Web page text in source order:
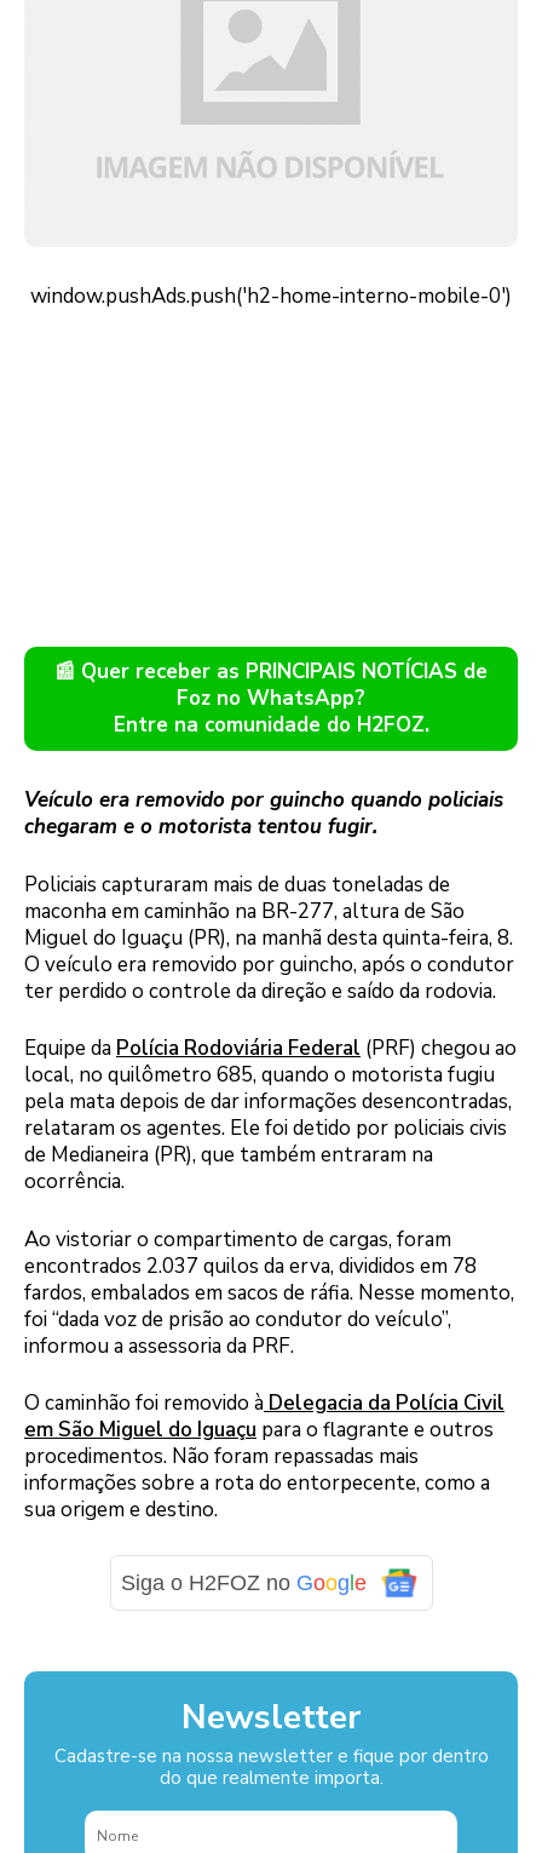
📰 Quer receber as PRINCIPAIS NOTÍCIAS de
Foz no WhatsApp?
Entre na comunidade do H2FOZ.
Veículo era removido por guincho quando policiais
chegaram e o motorista tentou fugir.
Policiais capturaram mais de duas toneladas de
maconha em caminhão na BR-277, altura de São
Miguel do Iguaçu (PR), na manhã desta quinta-feira, 8.
O veículo era removido por guincho, após o condutor
ter perdido o controle da direção e saído da rodovia.
Equipe da Polícia Rodoviária Federal (PRF) chegou ao
local, no quilômetro 685, quando o motorista fugiu
pela mata depois de dar informações desencontradas,
relataram os agentes. Ele foi detido por policiais civis
de Medianeira (PR), que também entraram na
ocorrência.
Ao vistoriar o compartimento de cargas, foram
encontrados 2.037 quilos da erva, divididos em 78
fardos, embalados em sacos de ráfia. Nesse momento,
foi “dada voz de prisão ao condutor do veículo”,
informou a assessoria da PRF.
O caminhão foi removido à Delegacia da Polícia Civil
em São Miguel do Iguaçu para o flagrante e outros
procedimentos. Não foram repassadas mais
informações sobre a rota do entorpecente, como a
sua origem e destino.
Siga o H2FOZ no Google
Newsletter
Cadastre-se na nossa newsletter e fique por dentro
do que realmente importa.